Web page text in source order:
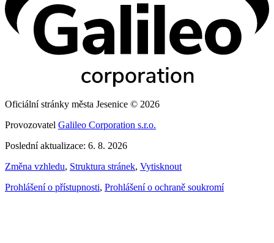
Oficiální stránky města Jesenice © 2026
Provozovatel Galileo Corporation s.r.o.
Poslední aktualizace: 6. 8. 2026
Změna vzhledu, Struktura stránek, Vytisknout
Prohlášení o přístupnosti, Prohlášení o ochraně soukromí